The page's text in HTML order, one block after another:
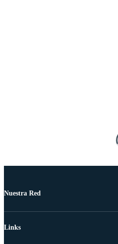
Nuestra Red
Links